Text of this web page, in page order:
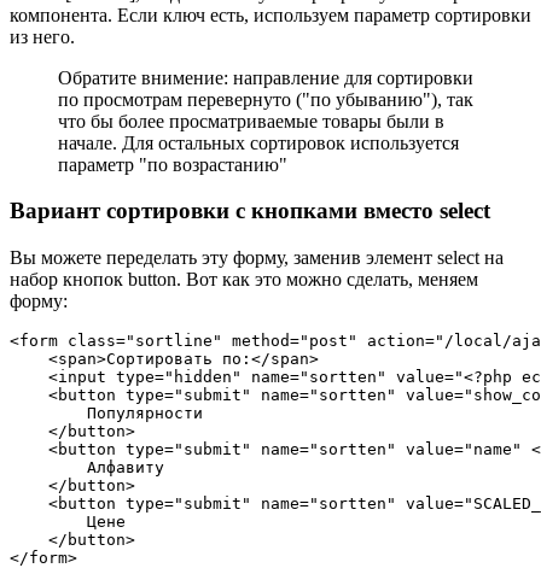
компонента. Если ключ есть, используем параметр сортировки
из него.
Обратите внимение: направление для сортировки
по просмотрам перевернуто ("по убыванию"), так
что бы более просматриваемые товары были в
начале. Для остальных сортировок используется
параметр "по возрастанию"
Вариант сортировки с кнопками вместо select
Вы можете переделать эту форму, заменив элемент select на
набор кнопок button. Вот как это можно сделать, меняем
форму:
<form class="sortline" method="post" action="/local/
    <span>Сортировать по:</span>
<input type="hidden" name="sortten" value="<?php
<button type="submit" name="sortten"
        Популярности
    </button>
<button type="submit" name="sortten" value="name"
        Алфавиту
    </button>
<button type="submit" name="sortten"
        Цене
    </button>
</form>